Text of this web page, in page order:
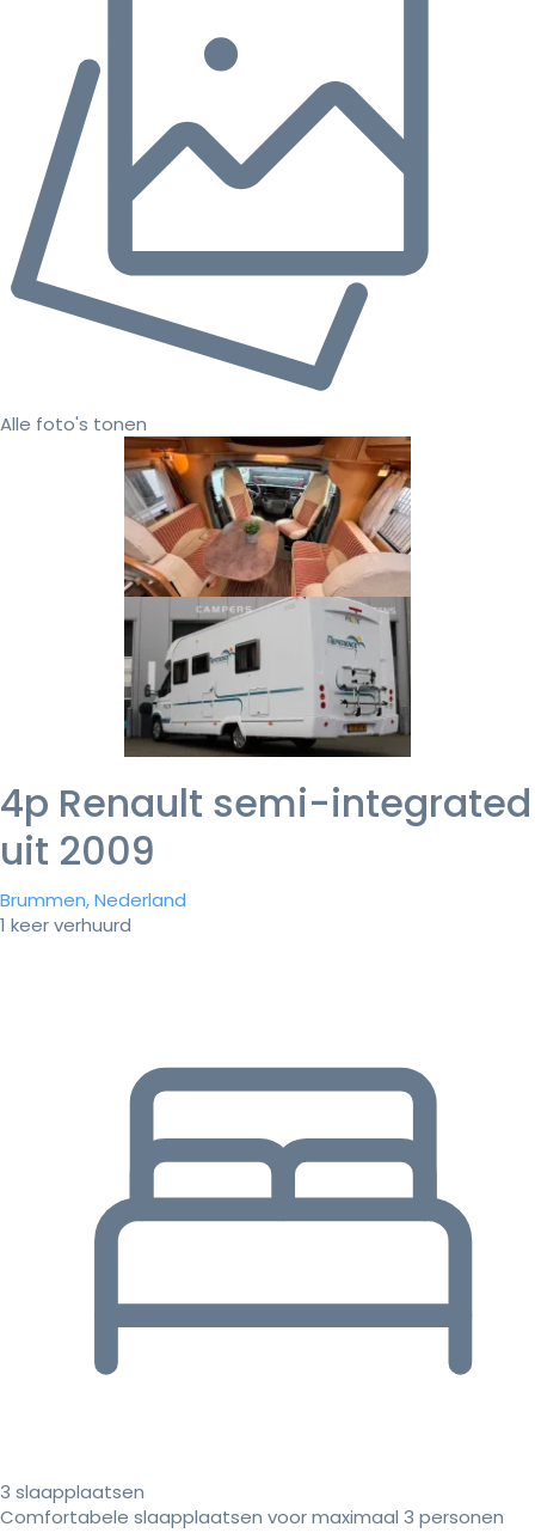
Alle foto's tonen
4p Renault semi-integrated
uit 2009
Brummen, Nederland
1 keer verhuurd
3 slaapplaatsen
Comfortabele slaapplaatsen voor maximaal 3 personen